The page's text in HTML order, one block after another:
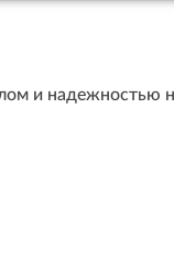
и надежностью